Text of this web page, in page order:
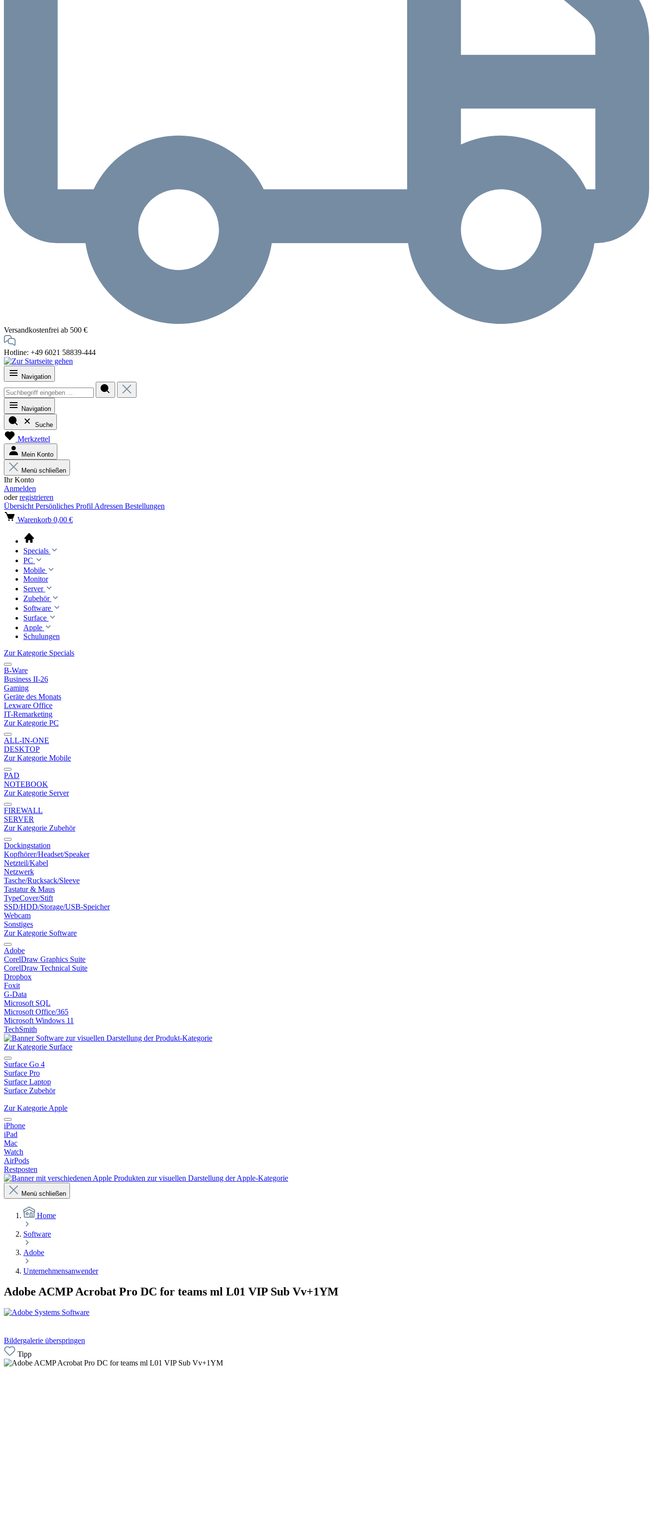
Versandkostenfrei ab 500 €
Hotline: +49 6021 58839-444
Navigation
Navigation
Suche
Merkzettel
Mein Konto
Menü schließen
Ihr Konto
Anmelden
oderregistrieren
Übersicht Persönliches Profil Adressen Bestellungen
Warenkorb 0,00 €
Specials
PC
Mobile
Monitor
Server
Zubehör
Software
Surface
Apple
Schulungen
Zur Kategorie Specials
B-Ware
Business II-26
Gaming
Geräte des Monats
Lexware Office
IT-Remarketing
Zur Kategorie PC
ALL-IN-ONE
DESKTOP
Zur Kategorie Mobile
PAD
NOTEBOOK
Zur Kategorie Server
FIREWALL
SERVER
Zur Kategorie Zubehör
Dockingstation
Kopfhörer/Headset/Speaker
Netzteil/Kabel
Netzwerk
Tasche/Rucksack/Sleeve
Tastatur & Maus
TypeCover/Stift
SSD/HDD/Storage/USB-Speicher
Webcam
Sonstiges
Zur Kategorie Software
Adobe
CorelDraw Graphics Suite
CorelDraw Technical Suite
Dropbox
Foxit
G-Data
Microsoft SQL
Microsoft Office/365
Microsoft Windows 11
TechSmith
Zur Kategorie Surface
Surface Go 4
Surface Pro
Surface Laptop
Surface Zubehör
Zur Kategorie Apple
iPhone
iPad
Mac
Watch
AirPods
Restposten
Menü schließen
Home
Software
Adobe
Unternehmensanwender
Adobe ACMP Acrobat Pro DC for teams ml L01 VIP Sub Vv+1YM
Bildergalerie überspringen
Tipp